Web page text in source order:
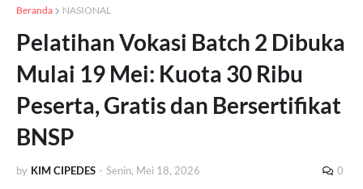
Beranda NASIONAL
Pelatihan Vokasi Batch 2 Dibuka
Mulai 19 Mei: Kuota 30 Ribu
Peserta, Gratis dan Bersertifikat
BNSP
by KIM CIPEDES - Senin, Mei 18, 2026 0